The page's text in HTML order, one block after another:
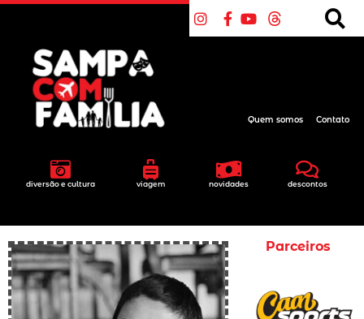
diversão e cultura viagem novidades descontos
Quem somos Contato
Parceiros